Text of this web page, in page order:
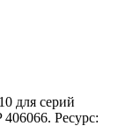
для серий
Ресурс: